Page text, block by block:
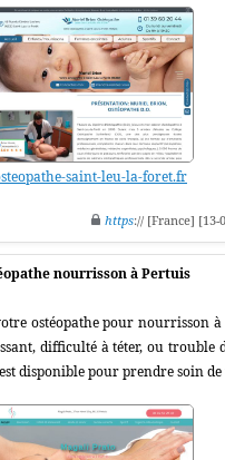
saint-leu-la-foret.fr
https:// [France] [13-
nourrisson à Pertuis
ostéopathe pour nourrisson à
difficulté à téter, ou trouble
disponible pour prendre soin de